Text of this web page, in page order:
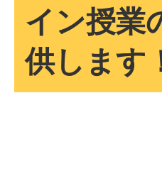
イン授業
供します